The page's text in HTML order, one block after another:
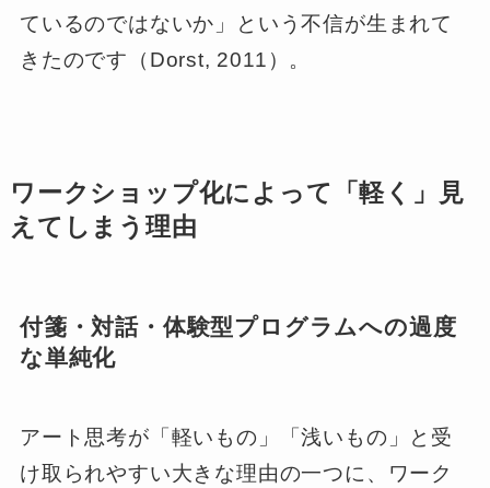
ているのではないか」という不信が生まれて
きたのです（Dorst, 2011）。
ワークショップ化によって「軽く」見
えてしまう理由
付箋・対話・体験型プログラムへの過度
な単純化
アート思考が「軽いもの」「浅いもの」と受
け取られやすい大きな理由の一つに、ワーク